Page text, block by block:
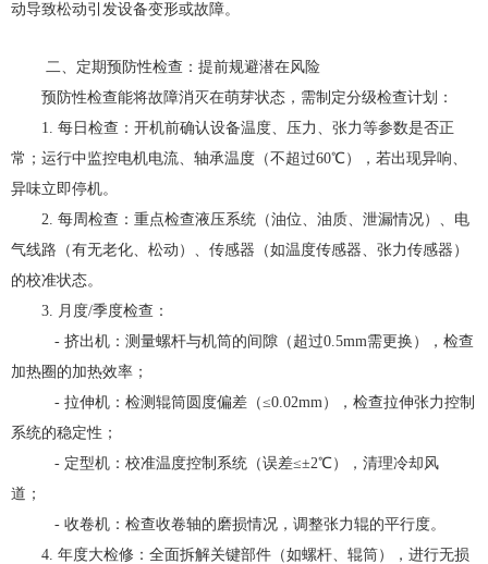
动导致松动引发设备变形或故障。
二、定期预防性检查：提前规避潜在风险
预防性检查能将故障消灭在萌芽状态，需制定分级检查计划：
1. 每日检查：开机前确认设备温度、压力、张力等参数是否正
常；运行中监控电机电流、轴承温度（不超过60℃），若出现异响、
异味立即停机。
2. 每周检查：重点检查液压系统（油位、油质、泄漏情况）、电
气线路（有无老化、松动）、传感器（如温度传感器、张力传感器）
的校准状态。
3. 月度/季度检查：
- 挤出机：测量螺杆与机筒的间隙（超过0.5mm需更换），检查
加热圈的加热效率；
- 拉伸机：检测辊筒圆度偏差（≤0.02mm），检查拉伸张力控制
系统的稳定性；
- 定型机：校准温度控制系统（误差≤±2℃），清理冷却风
道；
- 收卷机：检查收卷轴的磨损情况，调整张力辊的平行度。
4. 年度大检修：全面拆解关键部件（如螺杆、辊筒），进行无损